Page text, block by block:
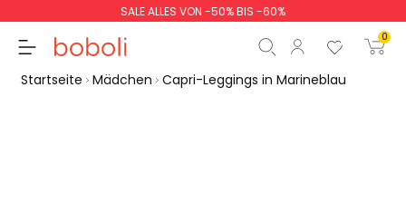
SALE ALLES VON -50% BIS -60%
0
Startseite Mädchen Capri-Leggings in Marineblau